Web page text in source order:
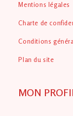
Mentions légales
Charte de
Conditions
Plan du site
MON